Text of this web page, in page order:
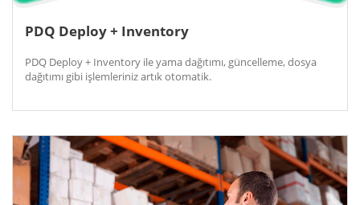
PDQ Deploy + Inventory
PDQ Deploy + Inventory ile yama dağıtımı, güncelleme, dosya
dağıtımı gibi işlemleriniz artık otomatik.